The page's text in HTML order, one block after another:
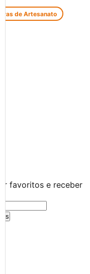
de Artesanato
favoritos e receber